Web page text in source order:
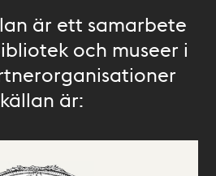
är ett samarbete
och museer i
är: